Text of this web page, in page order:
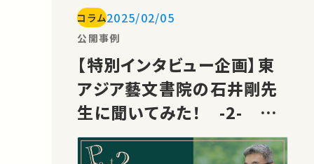
私たちが生きていく上で避けることので
きない行為なのです。 しかし、だからとい
ってそうした「殺し」を仕方…
コラム2025/02/05
公開事例
【特別インタビュー企画】東
アジア藝文書院の石井剛先
生に聞いてみた！ -2- わ
たしたちの「コロナ禍」と「ポ